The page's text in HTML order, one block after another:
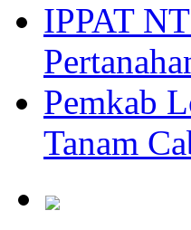
IPPAT
Pemkab
Tanam